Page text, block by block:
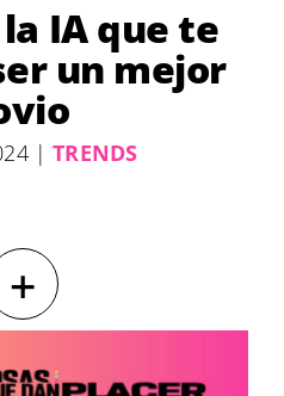
IA que te
un mejor
| TRENDS
+